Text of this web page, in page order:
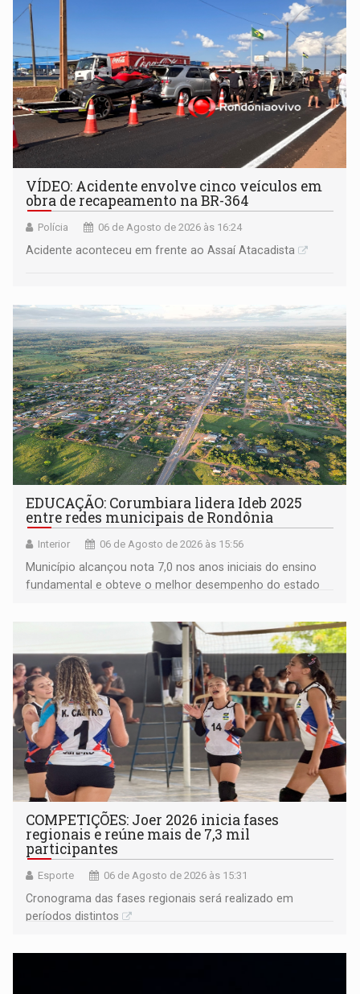
VÍDEO: Acidente envolve cinco veículos em
obra de recapeamento na BR-364
Polícia 06 de Agosto de 2026 às 16:24
Acidente aconteceu em frente ao Assaí Atacadista
EDUCAÇÃO: Corumbiara lidera Ideb 2025
entre redes municipais de Rondônia
Interior 06 de Agosto de 2026 às 15:56
Município alcançou nota 7,0 nos anos iniciais do ensino
fundamental e obteve o melhor desempenho do estado
COMPETIÇÕES: Joer 2026 inicia fases
regionais e reúne mais de 7,3 mil
participantes
Esporte 06 de Agosto de 2026 às 15:31
Cronograma das fases regionais será realizado em
períodos distintos